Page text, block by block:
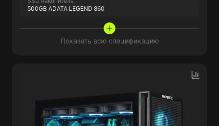
500GB ADATA LEGEND 860
Показать всю спецификацию